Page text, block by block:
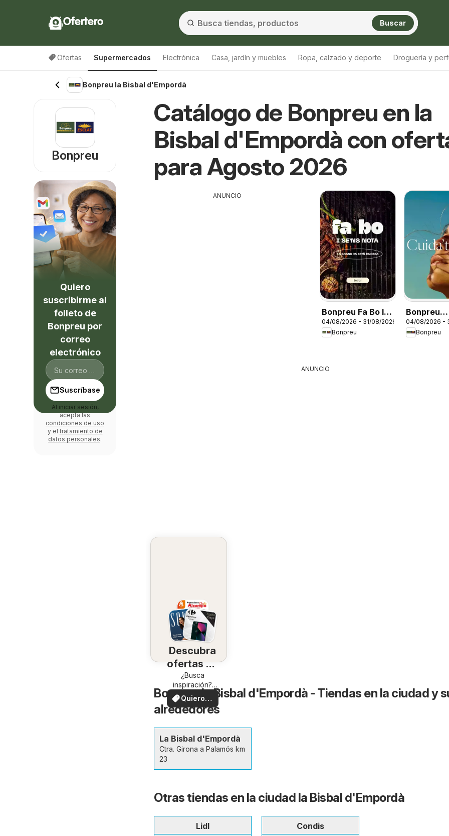
Ofertero Buscar
Ofertas Supermercados Electrónica Casa, jardín y muebles Ropa, calzado y deporte Droguería y
Bonpreu la Bisbal d'Empordà
Catálogo de Bonpreu en la
Bisbal d'Empordà con
para Agosto 2026
ANUNCIO
Bonpreu Fa Bo I
Se'ns Nota
04/08/2026 - 31/08/2026
Bonpreu
Bonpreu
04/08/2026 -
Bonpreu
ANUNCIO
Descubra
ofertas en
su zona
¿Busca
inspiración?
¡Vea las ofertas
en su zona!
Quiero
ver
Bonpreu la Bisbal d'Empordà - Tiendas en la ciudad y
alrededores
La Bisbal d'Empordà
Ctra. Girona a Palamós km
23
Otras tiendas en la ciudad la Bisbal d'Empordà
Lidl
Condis
Bonpreu
Quiero
suscribirme al
folleto de
Bonpreu por
correo
electrónico
Suscríbase
Al iniciar sesión,
acepta las
condiciones de uso
y el tratamiento de
datos personales.